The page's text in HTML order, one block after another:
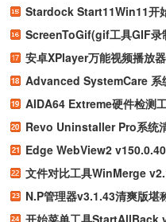
Stardock Start11Win11开
ScreenToGif(gif工具GIF录
安卓XPlayer万能视频播放
Advanced SystemCare 系
AIDA64 Extreme硬件检测
Revo Uninstaller Pro系统
Edge WebView2
文件对比工具WinMerge
N.P管理器v3.1.43清爽版堪